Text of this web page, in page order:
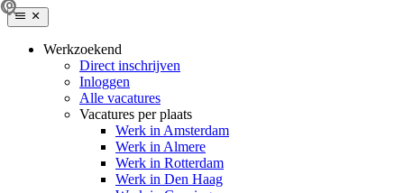
Werkzoekend
Direct inschrijven
Inloggen
Alle vacatures
Vacatures per plaats
Werk in Amsterdam
Werk in Almere
Werk in Rotterdam
Werk in Den Haag